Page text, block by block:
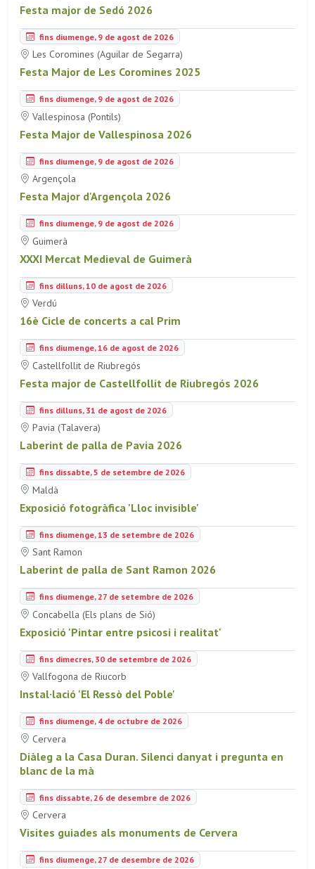
Festa major de Sedó 2026
fins diumenge, 9 de agost de 2026
Les Coromines (Aguilar de Segarra)
Festa Major de Les Coromines 2025
fins diumenge, 9 de agost de 2026
Vallespinosa (Pontils)
Festa Major de Vallespinosa 2026
fins diumenge, 9 de agost de 2026
Argençola
Festa Major d'Argençola 2026
fins diumenge, 9 de agost de 2026
Guimerà
XXXI Mercat Medieval de Guimerà
fins dilluns, 10 de agost de 2026
Verdú
16è Cicle de concerts a cal Prim
fins diumenge, 16 de agost de 2026
Castellfollit de Riubregós
Festa major de Castellfollit de Riubregós 2026
fins dilluns, 31 de agost de 2026
Pavia (Talavera)
Laberint de palla de Pavia 2026
fins dissabte, 5 de setembre de 2026
Maldà
Exposició fotogràfica 'Lloc invisible'
fins diumenge, 13 de setembre de 2026
Sant Ramon
Laberint de palla de Sant Ramon 2026
fins diumenge, 27 de setembre de 2026
Concabella (Els plans de Sió)
Exposició 'Pintar entre psicosi i realitat'
fins dimecres, 30 de setembre de 2026
Vallfogona de Riucorb
Instal·lació 'El Ressò del Poble'
fins diumenge, 4 de octubre de 2026
Cervera
Diàleg a la Casa Duran. Silenci danyat i pregunta en
blanc de la mà
fins dissabte, 26 de desembre de 2026
Cervera
Visites guiades als monuments de Cervera
fins diumenge, 27 de desembre de 2026